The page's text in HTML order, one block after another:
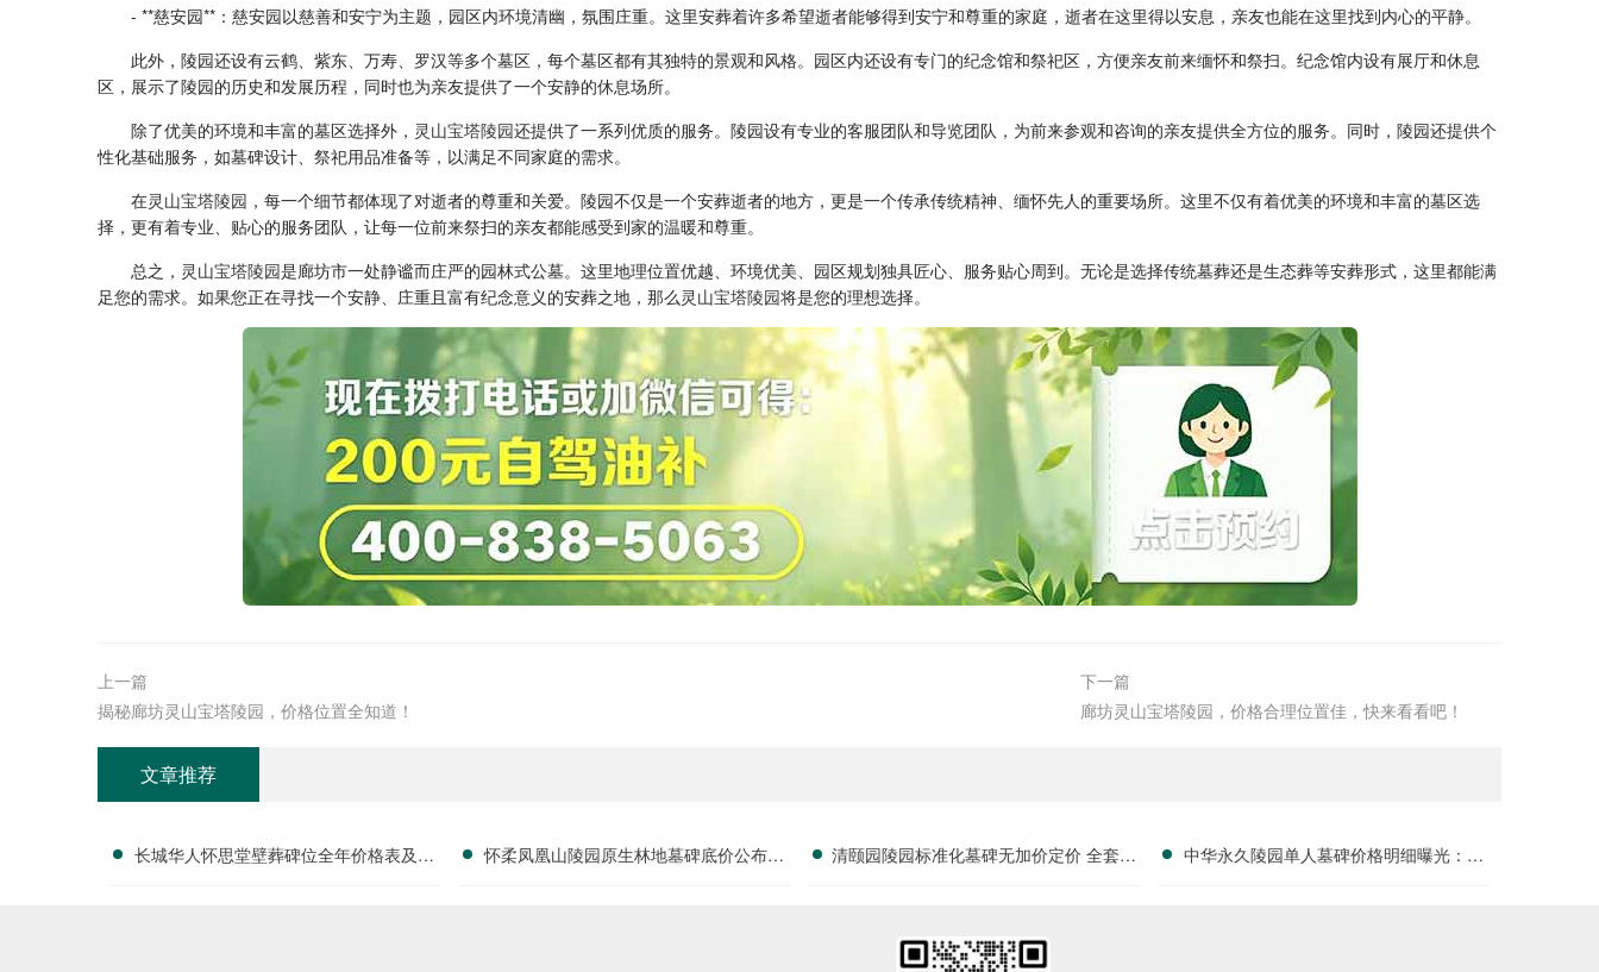
- **慈安园**：慈安园以慈善和安宁为主题，园区内环境清幽，氛围庄重。这里安葬着许多希望逝者能够得到安宁和尊重的家庭，逝者在这里得以安息，亲友也能在这里找到内心的平静。
此外，陵园还设有云鹤、紫东、万寿、罗汉等多个墓区，每个墓区都有其独特的景观和风格。园区内还设有专门的纪念馆和祭祀区，方便亲友前来缅怀和祭扫。纪念馆内设有展厅和休息
区，展示了陵园的历史和发展历程，同时也为亲友提供了一个安静的休息场所。
除了优美的环境和丰富的墓区选择外， 灵山宝塔陵园还提供了一系列优质的服务。陵园设有专业的客服团队和导览团队，为前来参观和咨询的亲友提供全方位的服务。同时，陵园还提供个
性化基础服务，如墓碑设计、祭祀用品准备等，以满足不同家庭的需求。
在灵山宝塔陵园 ，每一个细节都体现了对逝者的尊重和关爱。陵园不仅是一个安葬逝者的地方，更是一个传承传统精神、缅怀先人的重要场所。这里不仅有着优美的环境和丰富的墓区选
择，更有着专业、贴心的服务团队，让每一位前来祭扫的亲友都能感受到家的温暖和尊重。
总之， 灵山宝塔陵园是廊坊市一处静谧而庄严的园林式公墓。这里地理位置优越、环境优美、园区规划独具匠心、服务贴心周到。无论是选择传统墓葬还是生态葬等安葬形式，这里都能满
足您的需求。如果您正在寻找一个安静、庄重且富有纪念意义的安葬之地，那么 灵山宝塔陵园将是您的理想选择。
上一篇
揭秘廊坊灵山宝塔陵园，价格位置全知道！
下一篇
廊坊灵山宝塔陵园，价格合理位置佳，快来看看吧！
文章推荐
长城华人怀思堂壁葬碑位全年价格表及团
怀柔凤凰山陵园原生林地墓碑底价公布，
清颐园陵园标准化墓碑无加价定价 全套刻
中华永久陵园单人墓碑价格明细曝光：淡